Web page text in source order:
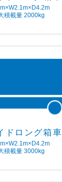
積載量 2000kg
ドロング箱車
積載量 3000kg